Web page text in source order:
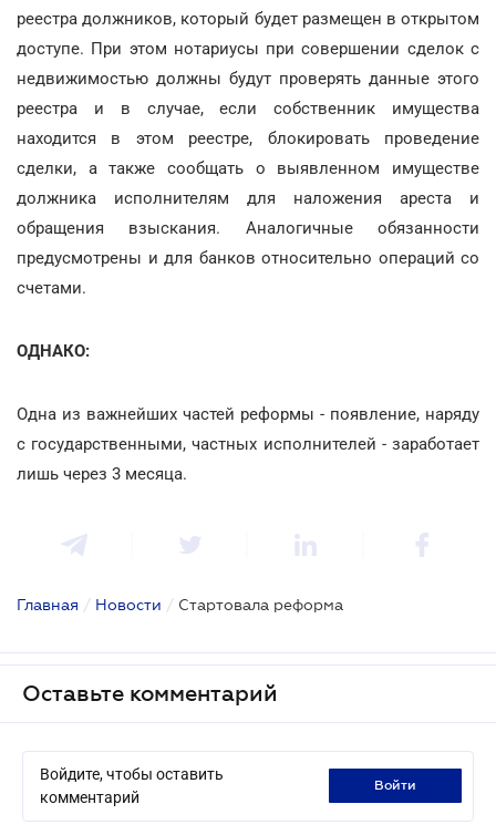
реестра должников, который будет размещен в открытом
доступе. При этом нотариусы при совершении сделок с
недвижимостью должны будут проверять данные этого
реестра и в случае, если собственник имущества
находится в этом реестре, блокировать проведение
сделки, а также сообщать о выявленном имуществе
должника исполнителям для наложения ареста и
обращения взыскания. Аналогичные обязанности
предусмотрены и для банков относительно операций со
счетами.
ОДНАКО:
Одна из важнейших частей реформы - появление, наряду
с государственными, частных исполнителей - заработает
лишь через 3 месяца.
Главная / Новости / Стартовала реформа
Оставьте комментарий
Войдите, чтобы оставить
комментарий
войти